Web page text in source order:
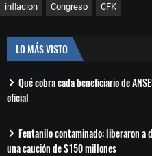
inflacion Congreso CFK
LO MÁS VISTO
Qué cobra cada beneficiario de
oficial
Fentanilo contaminado: liberaron a
una caución de $150 millones